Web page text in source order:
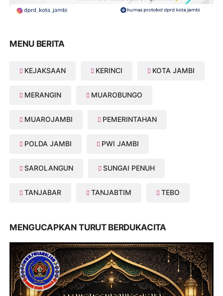
MENU BERITA
KEJAKSAAN KERINCI KOTA JAMBI
MERANGIN MUAROBUNGO
MUAROJAMBI PEMERINTAHAN
POLDA JAMBI PWI JAMBI
SAROLANGUN SUNGAI PENUH
TANJABAR TANJABTIM TEBO
MENGUCAPKAN TURUT BERDUKACITA